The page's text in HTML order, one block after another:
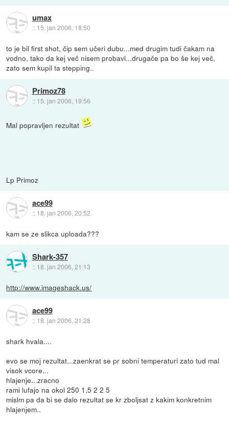
umax
:: 15. jan 2006, 18:50
to je bil first shot, čip sem učeri dubu...med drugim tudi čakam na
vodno, tako da kej več nisem probavl...drugače pa bo še kej več,
zato sem kupil ta stepping..
Primoz78
:: 15. jan 2006, 19:56
Mal popravljen rezultat
Lp Primoz
ace99
:: 18. jan 2006, 20:52
kam se ze slikca uploada???
Shark-357
:: 18. jan 2006, 21:13
http://www.imageshack.us/
ace99
:: 18. jan 2006, 21:28
shark hvala....
evo se moj rezultat...zaenkrat se pr sobni temperaturi zato tud mal
visok vcore...
hlajenje...zracno
rami lufajo na okol 250 1,5 2 2 5
mislm pa da bi se dalo rezultat se kr zboljsat z kakim konkretnim
hlajenjem..